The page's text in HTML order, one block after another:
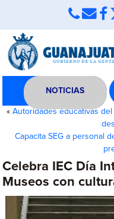
NOTICIAS
« Autoridades educativas
Capacita SEG a personal
Celebra IEC Día
Museos con